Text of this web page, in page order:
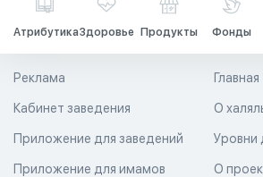
АтрибутикаЗдоровье Продукты Фонды
Главная
О
Уровни
Реклама
Кабинет заведения
Приложение для заведений
Приложение для имамов О